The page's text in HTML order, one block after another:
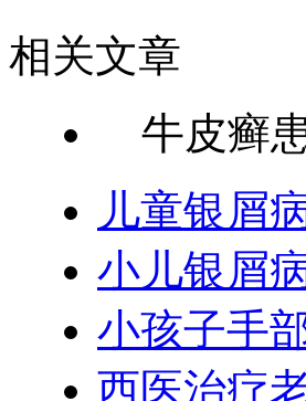
相关文章
牛皮癣
儿童银屑
小儿银屑
小孩子手
西医治疗